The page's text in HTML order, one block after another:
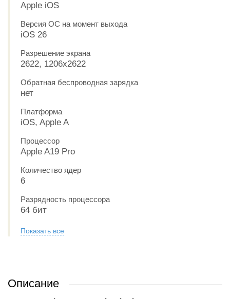
Apple iOS
Версия ОС на момент выхода
iOS 26
Разрешение экрана
2622, 1206x2622
Обратная беспроводная зарядка
нет
Платформа
iOS, Apple A
Процессор
Apple A19 Pro
Количество ядер
6
Разрядность процессора
64 бит
Показать все
Описание